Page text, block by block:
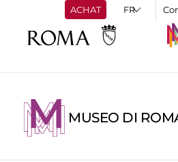
ACHAT
MUSEO DI